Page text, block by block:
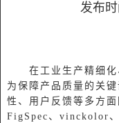
发布时
在工业生产精细
为保障产品质量的关
性、用户反馈等多方
FigSpec、vinckolor